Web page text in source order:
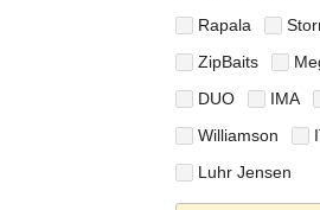
Rapala
ZipBaits
DUO
IMA
Williamson
Luhr Jensen